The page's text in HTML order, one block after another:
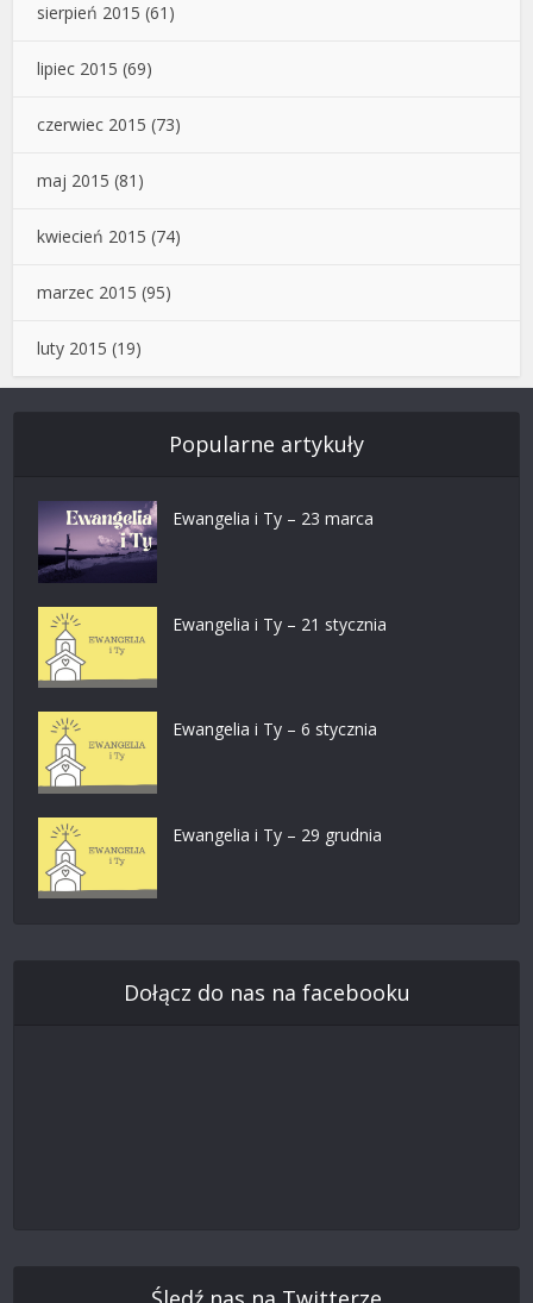
sierpień 2015 (61)
lipiec 2015 (69)
czerwiec 2015 (73)
maj 2015 (81)
kwiecień 2015 (74)
marzec 2015 (95)
luty 2015 (19)
Popularne artykuły
Ewangelia i Ty – 23 marca
Ewangelia i Ty – 21 stycznia
Ewangelia i Ty – 6 stycznia
Ewangelia i Ty – 29 grudnia
Dołącz do nas na facebooku